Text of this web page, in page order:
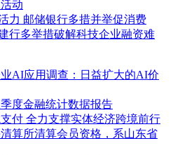
动
力 邮储银行多措并举促消费
行多举措破解科技企业融资难
AI应用调查：日益扩大的AI价
度金融统计数据报告
付 全力支撑实体经济跨境前行
算所清算会员资格，系山东省